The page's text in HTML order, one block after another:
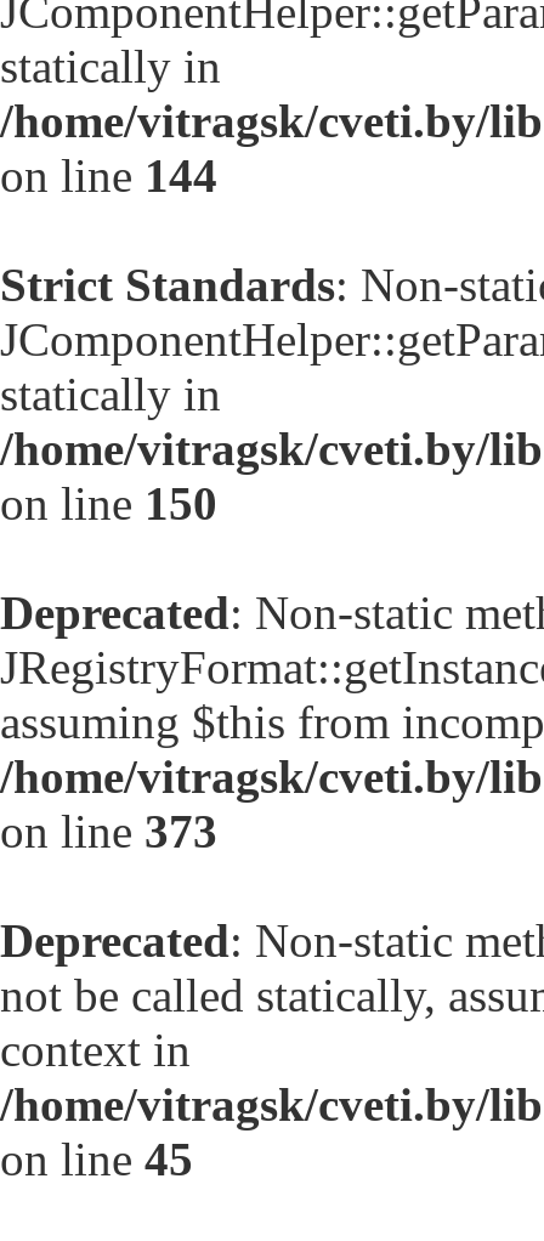
statically in
/home/vitragsk/cveti.by/
on line 144
Strict Standards: Non-
statically in
/home/vitragsk/cveti.by/
on line 150
Deprecated: Non-static
assuming $this from
/home/vitragsk/cveti.by/
on line 373
Deprecated: Non-static
not be called statically,
context in
/home/vitragsk/cveti.by/
on line 45